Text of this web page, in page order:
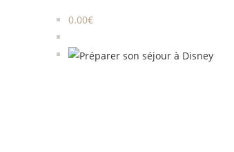
0.00€